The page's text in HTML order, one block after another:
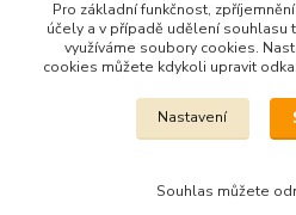
721312944
info@zbozi-darky.cz
Pro základní funkčnost,
účely a v případě udělení souhlasu
využíváme soubory cookies.
cookies můžete kdykoli upravit
Nastavení
Souhlas můžete